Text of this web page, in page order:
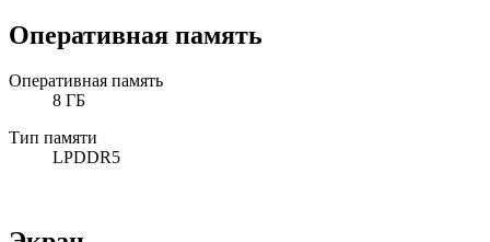
Оперативная память
Оперативная память
8 ГБ
Тип памяти
LPDDR5